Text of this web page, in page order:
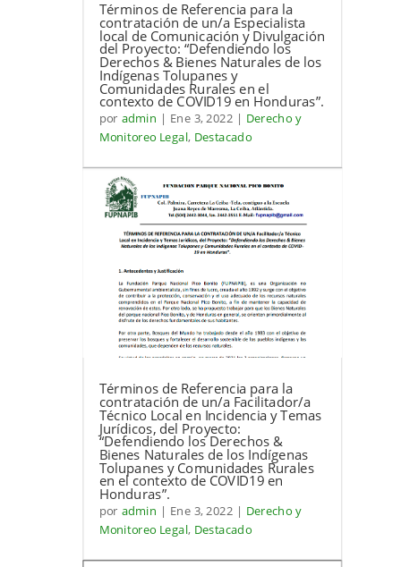
Términos de Referencia para la
contratación de un/a Especialista
local de Comunicación y Divulgación
del Proyecto: “Defendiendo los
Derechos & Bienes Naturales de los
Indígenas Tolupanes y
Comunidades Rurales en el
contexto de COVID19 en Honduras”.
por admin | Ene 3, 2022| Derecho y
Monitoreo Legal, Destacado
Términos de Referencia para la
contratación de un/a Facilitador/a
Técnico Local en Incidencia y Temas
Jurídicos, del Proyecto:
“Defendiendo los Derechos &
Bienes Naturales de los Indígenas
Tolupanes y Comunidades Rurales
en el contexto de COVID19 en
Honduras”.
por admin | Ene 3, 2022| Derecho y
Monitoreo Legal, Destacado